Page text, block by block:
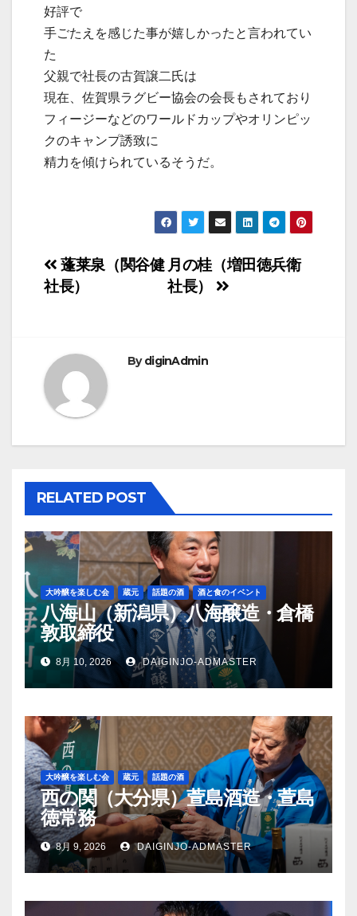
好評で
手ごたえを感じた事が嬉しかったと言われてい
た
父親で社長の古賀譲二氏は
現在、佐賀県ラグビー協会の会長もされており
フィージーなどのワールドカップやオリンピッ
クのキャンプ誘致に
精力を傾けられているそうだ。
投
稿
ビ
ゲ
ョ
ン
月の桂（増田徳兵衛
社長）
蓬莱泉（関谷健
社長）
BydiginAdmin
RELATED POST
大吟醸を楽しむ会 蔵元 話題の酒 酒と食のイベント
八海山（新潟県）八海醸造・倉橋
敦取締役
8月 10, 2026 DAIGINJO-ADMASTER
大吟醸を楽しむ会 蔵元 話題の酒
西の関（大分県）萱島酒造・萱島
徳常務
8月 9, 2026 DAIGINJO-ADMASTER